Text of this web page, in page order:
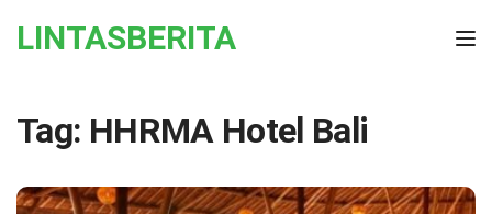
LINTASBERITA
Tag: HHRMA Hotel Bali